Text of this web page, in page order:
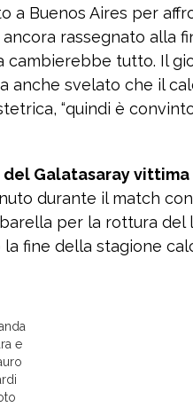
a Buenos Aires per
rassegnato alla
cambierebbe tutto. Il
anche svelato che il
“quindi è
Galatasaray vittima
durante il match
per la rottura del
fine della stagione
e